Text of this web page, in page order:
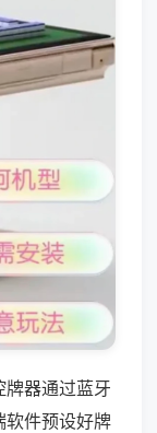
牌器通过蓝牙
软件预设好牌